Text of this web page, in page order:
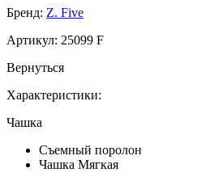
Бренд: Z. Five
Артикул: 25099 F
Вернуться
Характеристики:
Чашка
Съемный поролон
Чашка Мягкая